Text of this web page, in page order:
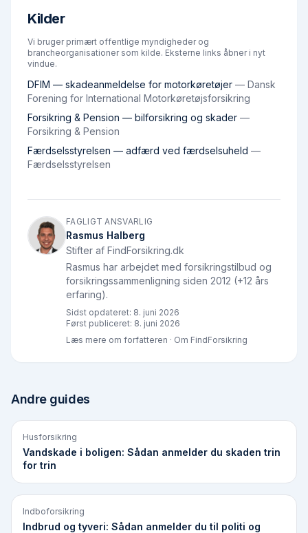
Kilder
Vi bruger primært offentlige myndigheder og
brancheorganisationer som kilde. Eksterne links åbner i nyt
vindue.
DFIM — skadeanmeldelse for motorkøretøjer — Dansk
Forening for International Motorkøretøjsforsikring
Forsikring & Pension — bilforsikring og skader —
Forsikring & Pension
Færdselsstyrelsen — adfærd ved færdselsuheld —
Færdselsstyrelsen
FAGLIGT ANSVARLIG
Rasmus Halberg
Stifter af FindForsikring.dk
Rasmus har arbejdet med forsikringstilbud og
forsikringssammenligning siden 2012 (+12 års
erfaring).
Sidst opdateret: 8. juni 2026
Først publiceret: 8. juni 2026
Læs mere om forfatteren · Om FindForsikring
Andre guides
Husforsikring
Vandskade i boligen: Sådan anmelder du skaden trin
for trin
Indboforsikring
Indbrud og tyveri: Sådan anmelder du til politi og